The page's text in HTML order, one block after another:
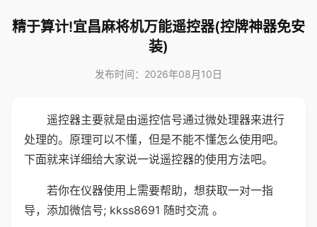
精于算计!宜昌麻将机万能遥控器(控牌神器免安
装)
发布时间：2026年08月10日
遥控器主要就是由遥控信号通过微处理器来进行
处理的。原理可以不懂，但是不能不懂怎么使用吧。
下面就来详细给大家说一说遥控器的使用方法吧。
若你在仪器使用上需要帮助，想获取一对一指
导，添加微信号; kkss8691 随时交流 。